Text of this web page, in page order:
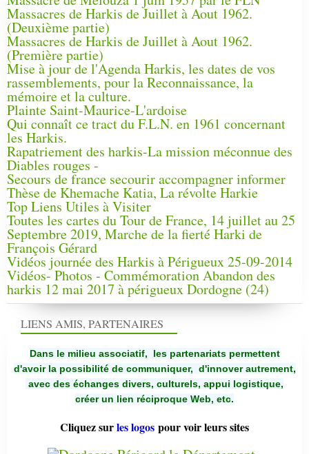
Massacres de Harkis de Juillet à Aout 1962.
(Deuxième partie)
Massacres de Harkis de Juillet à Aout 1962.
(Première partie)
Mise à jour de l'Agenda Harkis, les dates de vos
rassemblements, pour la Reconnaissance, la
mémoire et la culture.
Plainte Saint-Maurice-L'ardoise
Qui connaît ce tract du F.L.N. en 1961 concernant
les Harkis.
Rapatriement des harkis-La mission méconnue des
Diables rouges -
Secours de france secourir accompagner informer
Thèse de Khemache Katia, La révolte Harkie
Top Liens Utiles à Visiter
Toutes les cartes du Tour de France, 14 juillet au 25
Septembre 2019, Marche de la fierté Harki de
François Gérard
Vidéos journée des Harkis à Périgueux 25-09-2014
Vidéos- Photos - Commémoration Abandon des
harkis 12 mai 2017 à périgueux Dordogne (24)
LIENS AMIS, PARTENAIRES
Dans le milieu associatif, les partenariats permettent
d'avoir la possibilité de communiquer, d'innover autrement,
avec des échanges divers, culturels, appui logistique,
créer un lien réciproque Web, etc.
Cliquez surles logos pour voir leurs sites